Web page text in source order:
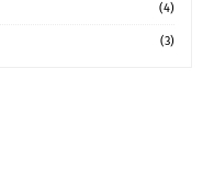
(4)
(3)